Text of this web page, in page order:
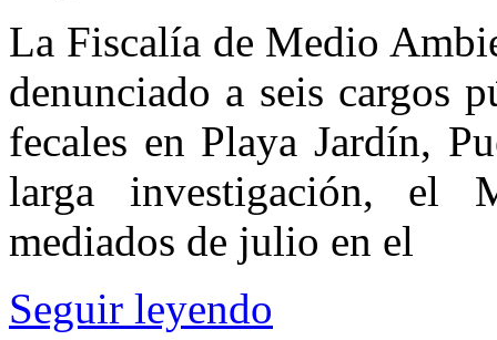
La Fiscalía de Medio
denunciado a seis cargos
fecales en Playa Jardín,
larga investigación, el
mediados de julio en el
Seguir leyendo